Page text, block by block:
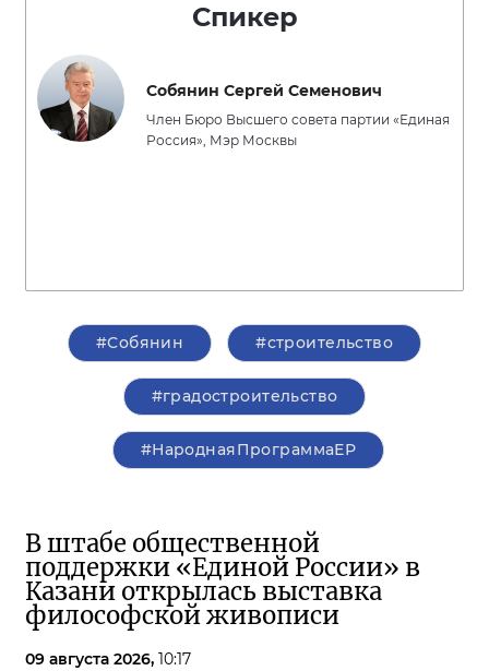
Спикер
Собянин Сергей Семенович
Член Бюро Высшего совета партии «Единая
Россия», Мэр Москвы
#Собянин #строительство
#градостроительство
#НароднаяПрограммаЕР
В штабе общественной
поддержки «Единой России» в
Казани открылась выставка
философской живописи
09 августа 2026, 10:17